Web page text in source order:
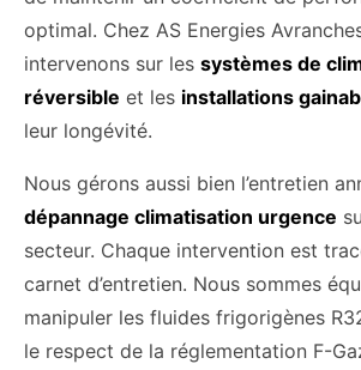
optimal. Chez AS Energies
intervenons sur les systèmes de
réversible et les installations
leur longévité.
Nous gérons aussi bien l’entretien
dépannage climatisation urgence
secteur. Chaque intervention est
carnet d’entretien. Nous sommes
manipuler les fluides frigorigènes
le respect de la réglementation F-